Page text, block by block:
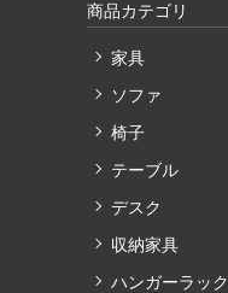
商品カテゴリ
家具
ソファ
椅子
テーブル
デスク
収納家具
ハンガーラック